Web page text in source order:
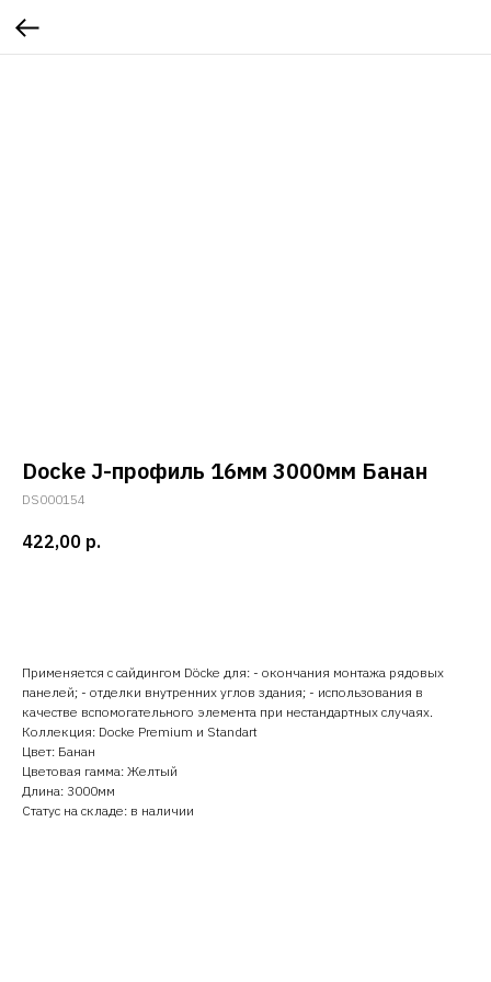
Docke J-профиль 16мм 3000мм Банан
DS000154
422,00 р.
Применяется с сайдингом Döcke для: - окончания монтажа рядовых
панелей; - отделки внутренних углов здания; - использования в
качестве вспомогательного элемента при нестандартных случаях.
Коллекция: Docke Premium и Standart
Цвет: Банан
Цветовая гамма: Желтый
Длина: 3000мм
Статус на складе: в наличии